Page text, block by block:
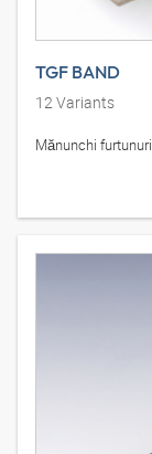
TGF BAND
12Variants
Mănunchi furtunuri